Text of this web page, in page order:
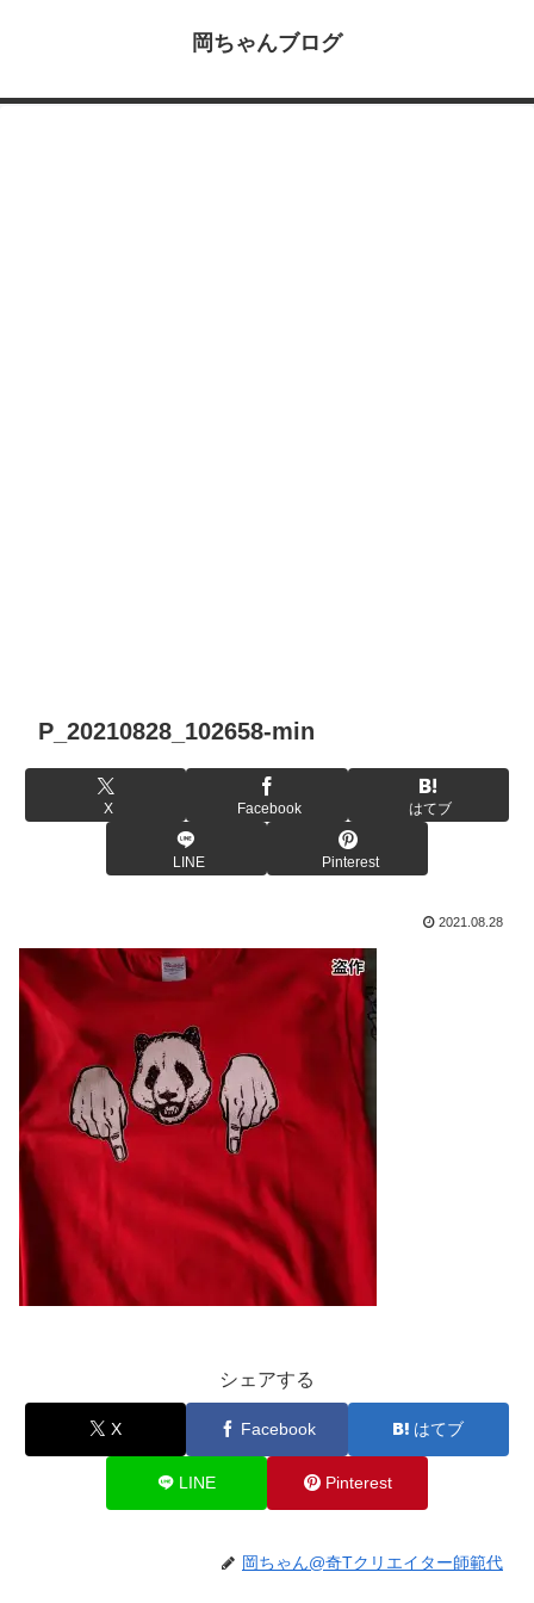
岡ちゃんブログ
P_20210828_102658-min
X Facebook はてブ
LINE Pinterest
2021.08.28
シェアする
X Facebook はてブ
LINE Pinterest
岡ちゃん@奇Tクリエイター師範代